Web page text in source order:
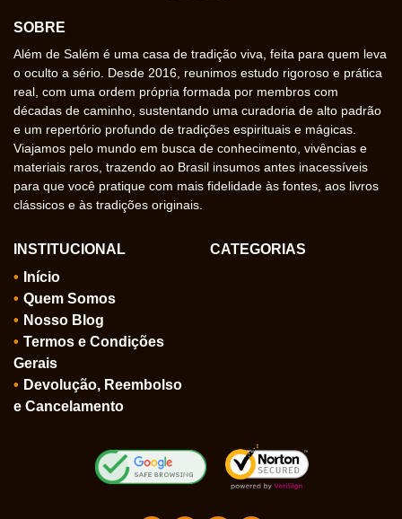
SOBRE
Além de Salém é uma casa de tradição viva, feita para quem leva
o oculto a sério. Desde 2016, reunimos estudo rigoroso e prática
real, com uma ordem própria formada por membros com
décadas de caminho, sustentando uma curadoria de alto padrão
e um repertório profundo de tradições espirituais e mágicas.
Viajamos pelo mundo em busca de conhecimento, vivências e
materiais raros, trazendo ao Brasil insumos antes inacessíveis
para que você pratique com mais fidelidade às fontes, aos livros
clássicos e às tradições originais.
INSTITUCIONAL
Início
Quem Somos
Nosso Blog
Termos e Condições
Gerais
Devolução, Reembolso
e Cancelamento
CATEGORIAS